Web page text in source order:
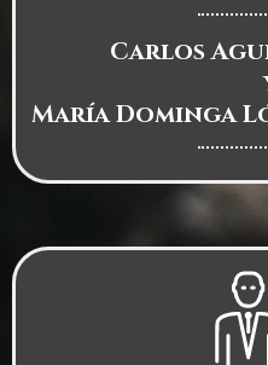
Carlos
María Dominga